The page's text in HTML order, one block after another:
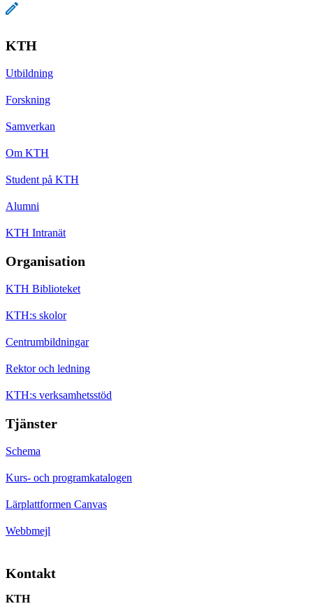
KTH
Utbildning
Forskning
Samverkan
Om KTH
Student på KTH
Alumni
KTH Intranät
Organisation
KTH Biblioteket
KTH:s skolor
Centrumbildningar
Rektor och ledning
KTH:s verksamhetsstöd
Tjänster
Schema
Kurs- och programkatalogen
Lärplattformen Canvas
Webbmejl
Kontakt
KTH